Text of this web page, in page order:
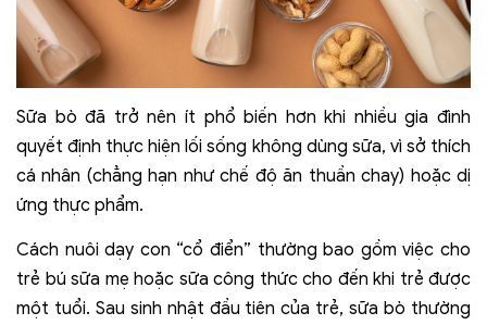
Sữa bò đã trở nên ít phổ biến hơn khi nhiều gia đình
quyết định thực hiện lối sống không dùng sữa, vì sở thích
cá nhân (chẳng hạn như chế độ ăn thuần chay) hoặc dị
ứng thực phẩm.
Cách nuôi dạy con “cổ điển” thường bao gồm việc cho
trẻ bú sữa mẹ hoặc sữa công thức cho đến khi trẻ được
một tuổi. Sau sinh nhật đầu tiên của trẻ, sữa bò thường